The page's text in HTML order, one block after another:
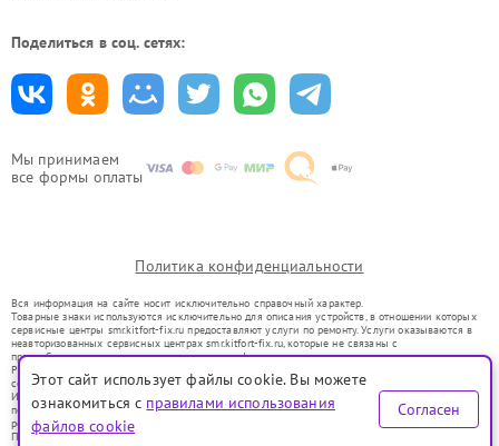
Мы принимаем
все формы оплаты
Поделиться в соц. сетях:
Политика конфиденциальности
Вся информация на сайте носит исключительно справочный характер.
Товарные знаки используются исключительно для описания устройств, в отношении которых
сервисные центры smr.kitfort-fix.ru предоставляют услуги по ремонту. Услуги оказываются в
неавторизованных сервисных центрах smr.kitfort-fix.ru, которые не связаны с
правообладателями товарных знаков или их официальными представителями.
Ремонт осуществляется для устройств, уже введенных в гражданский оборот в соответствии
со статьей 1487 ГК РФ.
Использование товарных знаков не преследует цели индивидуализации услуг или введения
потребителей в заблуждение, а служит для информирования о предоставляемых услугах по
ремонту техники указанных брендов.
Представленная на сайте информация не является публичной офертой, определяемой
Этот сайт использует файлы cookie. Вы можете
ознакомиться с правилами использования
файлов cookie
Согласен